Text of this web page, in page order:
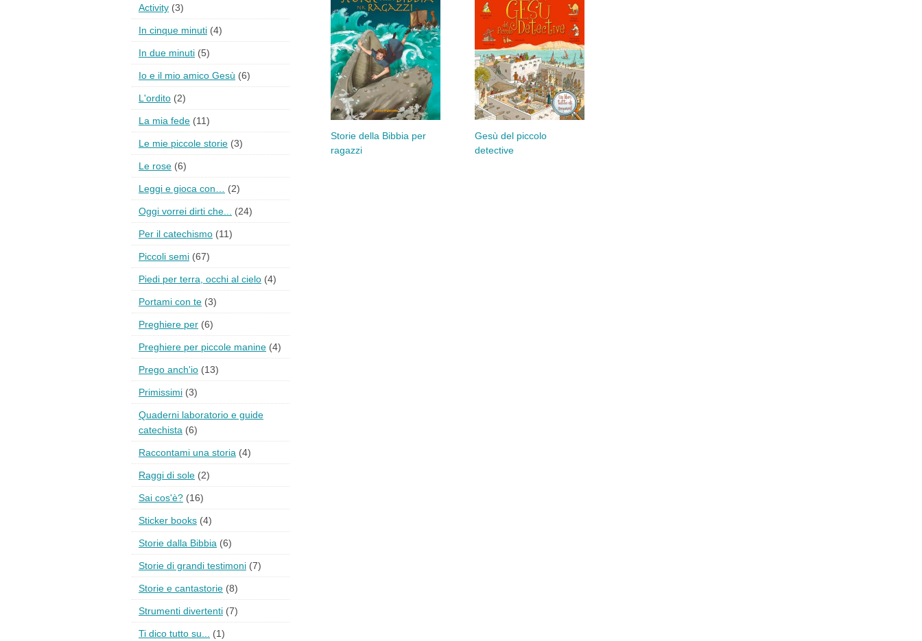
Storie della Bibbia per
ragazzi
Gesù del piccolo
detective
Activity (3)
In cinque minuti (4)
In due minuti (5)
Io e il mio amico Gesù (6)
L'ordito (2)
La mia fede (11)
Le mie piccole storie (3)
Le rose (6)
Leggi e gioca con… (2)
Oggi vorrei dirti che... (24)
Per il catechismo (11)
Piccoli semi (67)
Piedi per terra, occhi al cielo (4)
Portami con te (3)
Preghiere per (6)
Preghiere per piccole manine (4)
Prego anch'io (13)
Primissimi (3)
Quaderni laboratorio e guide
catechista (6)
Raccontami una storia (4)
Raggi di sole (2)
Sai cos'è? (16)
Sticker books (4)
Storie dalla Bibbia (6)
Storie di grandi testimoni (7)
Storie e cantastorie (8)
Strumenti divertenti (7)
Ti dico tutto su... (1)